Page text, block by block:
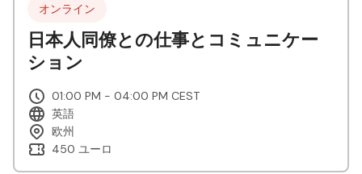
オンライン
日本人同僚との仕事とコミュニケー
ション
01:00 PM - 04:00 PM CEST
英語
欧州
450 ユーロ